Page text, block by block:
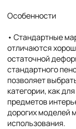
Особенности
• Cтандартные
отличаются
остаточной
стандартного
позволяет
категории, как
предметов
дорогих моделей
использования.